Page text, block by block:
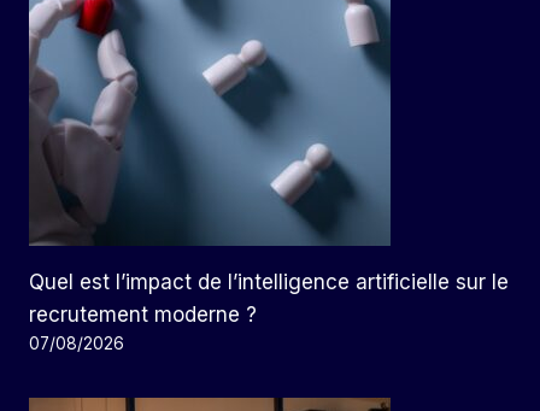
Quel est l’impact de l’intelligence artificielle sur le
recrutement moderne ?
07/08/2026